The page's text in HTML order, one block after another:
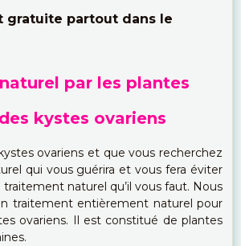
gratuite partout dans le
par les plantes
kystes ovariens
ovariens et que vous recherchez
qui vous guérira et vous fera éviter
traitement naturel qu’il vous faut. Nous
traitement entièrement naturel pour
ovariens. Il est constitué de plantes